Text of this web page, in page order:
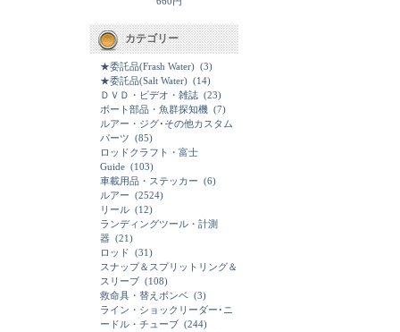
カテゴリー
★委託品(Frash Water) (3)
★委託品(Salt Water) (14)
ＤＶＤ・ビデオ・雑誌 (23)
ボート部品・魚群探知機 (7)
ルアー・ジグ･その他カスタム
パーツ (85)
ロッドクラフト・富士
Guide (103)
車載用品・ステッカー (6)
ルアー (2524)
リール (12)
ランディングツール・計測
器 (21)
ロッド (31)
スナップ＆スプリットリング＆
スリーブ (108)
救命具・替えボンベ (3)
ライン・ショックリーダー･ニ
ードル・チューブ (244)